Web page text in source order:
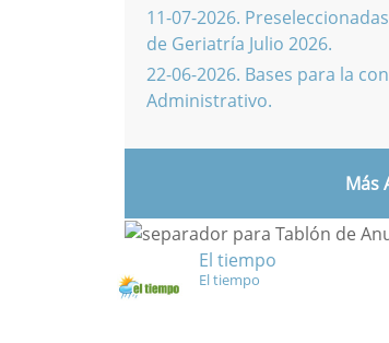
11-07-2026.
de Geriatría Julio 2026.
22-06-2026. Bases para la
Administrativo.
Más
El tiempo
El tiempo